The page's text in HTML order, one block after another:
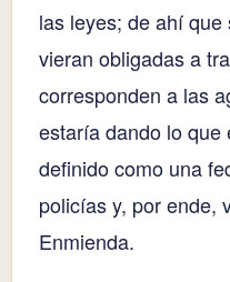
las leyes; de ahí
vieran obligadas a
corresponden a las
estaría dando lo que
definido como una
policías y, por ende,
Enmienda.